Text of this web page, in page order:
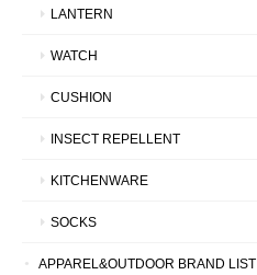
LANTERN
WATCH
CUSHION
INSECT REPELLENT
KITCHENWARE
SOCKS
APPAREL&OUTDOOR BRAND LIST